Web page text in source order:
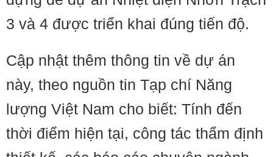
3 và 4 được triển khai đúng tiến độ.
Cập nhật thêm thông tin về dự án
này, theo nguồn tin Tạp chí Năng
lượng Việt Nam cho biết: Tính đến
thời điểm hiện tại, công tác thẩm định